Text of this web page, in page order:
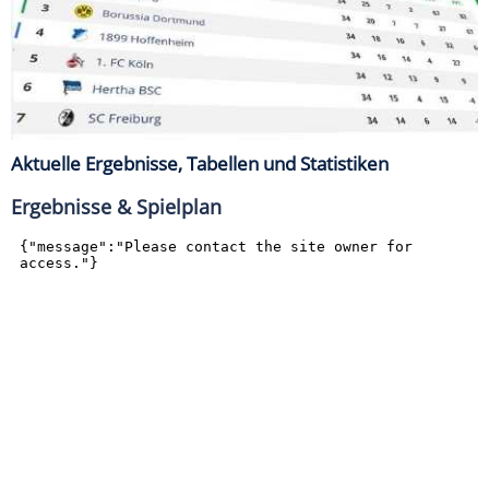
Aktuelle Ergebnisse, Tabellen und Statistiken
Ergebnisse & Spielplan